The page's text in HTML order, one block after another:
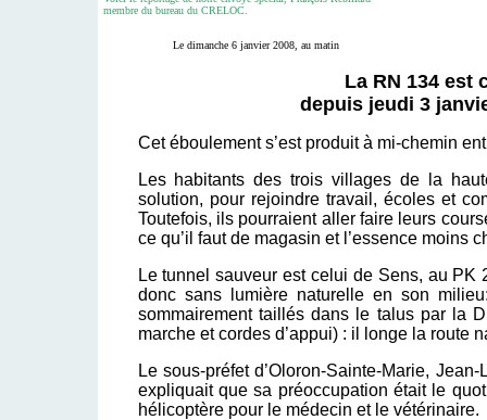
membre du bureau du CRELOC.
Le dimanche 6 janvier 2008, au matin
La RN 134 est
depuis jeudi 3
Cet éboulement s’est produit à mi-chemin
Les habitants des trois villages de la
solution, pour rejoindre travail, écoles et
Toutefois, ils pourraient aller faire leurs
ce qu’il faut de magasin et l’essence moins
Le tunnel sauveur est celui de Sens, au
donc sans lumière naturelle en son
sommairement taillés dans le talus par la
marche et cordes d’appui) : il longe la route
Le sous-préfet d’Oloron-Sainte-Marie,
expliquait que sa préoccupation était le
hélicoptère pour le médecin et le vétérinaire.